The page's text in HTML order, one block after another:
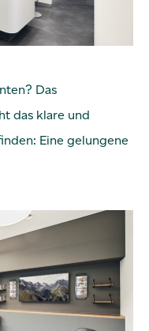
Das
das klare und
Eine gelungene